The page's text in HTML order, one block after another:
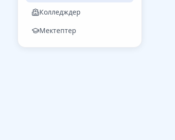
Колледждер
Мектептер